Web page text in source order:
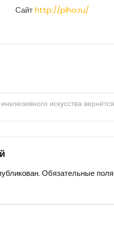
Сайт http://plho.ru/
искусства
Обязательные